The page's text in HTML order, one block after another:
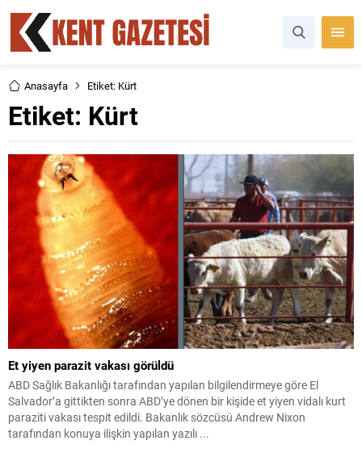
Anasayfa Etiket: Kürt
Etiket: Kürt
Et yiyen parazit vakası görüldü
ABD Sağlık Bakanlığı tarafından yapılan bilgilendirmeye göre El
Salvador’a gittikten sonra ABD’ye dönen bir kişide et yiyen vidalı kurt
paraziti vakası tespit edildi. Bakanlık sözcüsü Andrew Nixon
tarafından konuya ilişkin yapılan yazılı ...